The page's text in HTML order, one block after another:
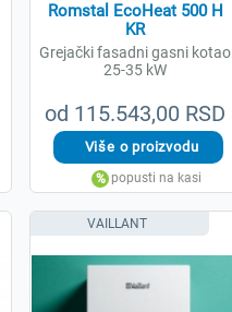
od 115.543,00 RSD
Romstal EcoHeat 500 H
KR
Grejački fasadni gasni kotao
25-35 kW
VAILLANT